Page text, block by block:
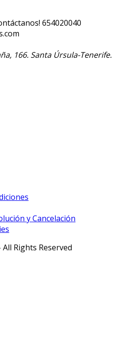
654020040
166. Santa Úrsula-Tenerife.
y Cancelación
Rights Reserved